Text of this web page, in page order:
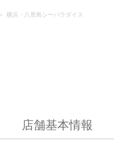
横浜・八景島シーパラダイス
店舗基本情報